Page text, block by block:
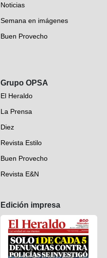
Noticias
Semana en imágenes
Buen Provecho
Grupo OPSA
El Heraldo
La Prensa
Diez
Revista Estilo
Buen Provecho
Revista E&N
Edición impresa